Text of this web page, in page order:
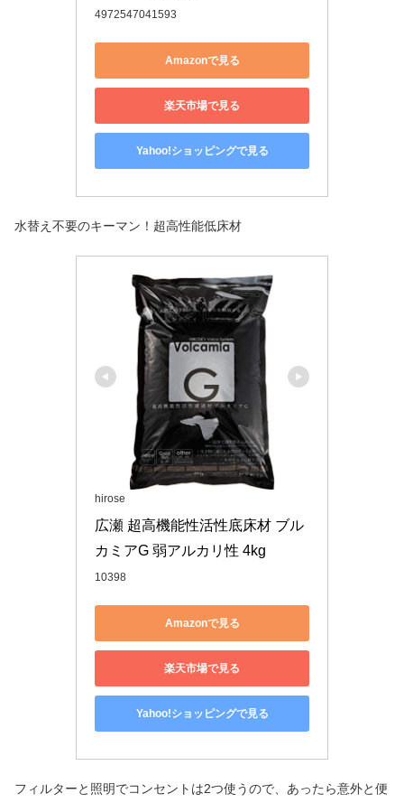
4972547041593
Amazonで見る
楽天市場で見る
Yahoo!ショッピングで見る
水替え不要のキーマン！超高性能低床材
hirose
広瀬 超高機能性活性底床材 ブル
カミアG 弱アルカリ性 4kg
10398
Amazonで見る
楽天市場で見る
Yahoo!ショッピングで見る
フィルターと照明でコンセントは2つ使うので、あったら意外と便